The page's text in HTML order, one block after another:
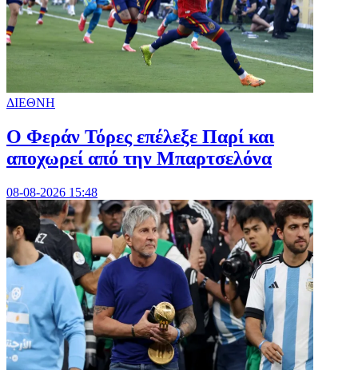
ΔΙΕΘΝΗ
Ο Φεράν Τόρες επέλεξε Παρί και
αποχωρεί από την Μπαρτσελόνα
08-08-2026 15:48